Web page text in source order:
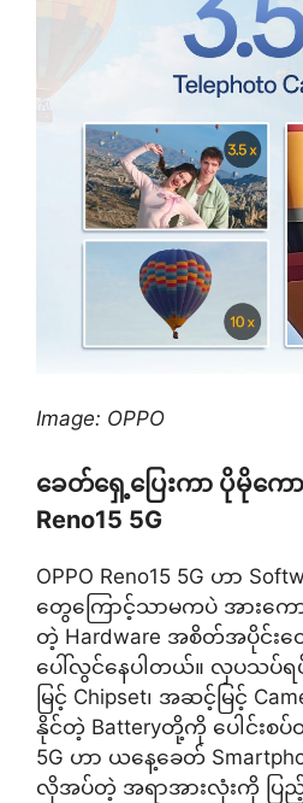
Image: OPPO
ခေတ်ရှေ့ပြေးကာ ပိုမိုကေ
Reno15 5G
OPPO Reno15 5G ဟာ
တွေကြောင့်သာမကပဲ အားကေ
တဲ့ Hardware အစိတ်အပိုင်းတွ
ပေါ်လွင်နေပါတယ်။ လှပသပ်ရပ်
မြင့် Chipset၊ အဆင့်မြင့်
နိုင်တဲ့ Batteryတို့ကို ပေါင်းစပ်ထာ
5G ဟာ ယနေ့ခေတ်
လိုအပ်တဲ့ အရာအားလုံးကို ပြည့်